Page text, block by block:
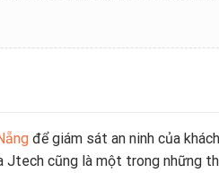
để giám sát an ninh của
Jtech cũng là một trong những